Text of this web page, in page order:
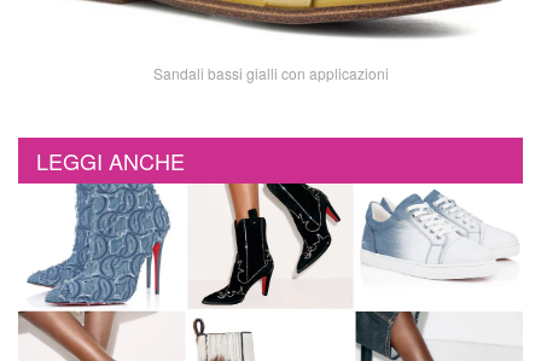
Sandali bassi gialli con applicazioni
LEGGI ANCHE